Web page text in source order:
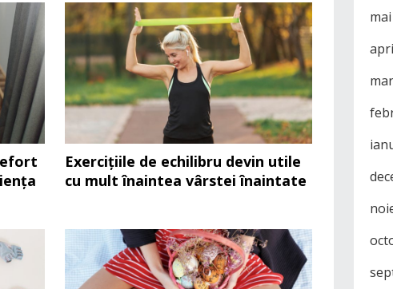
efort
Exercițiile de echilibru devin utile
cu mult înaintea vârstei înaintate